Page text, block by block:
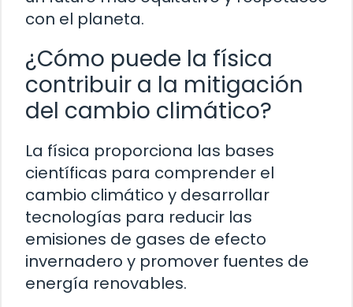
con el planeta.
¿Cómo puede la física
contribuir a la mitigación
del cambio climático?
La física proporciona las bases
científicas para comprender el
cambio climático y desarrollar
tecnologías para reducir las
emisiones de gases de efecto
invernadero y promover fuentes de
energía renovables.